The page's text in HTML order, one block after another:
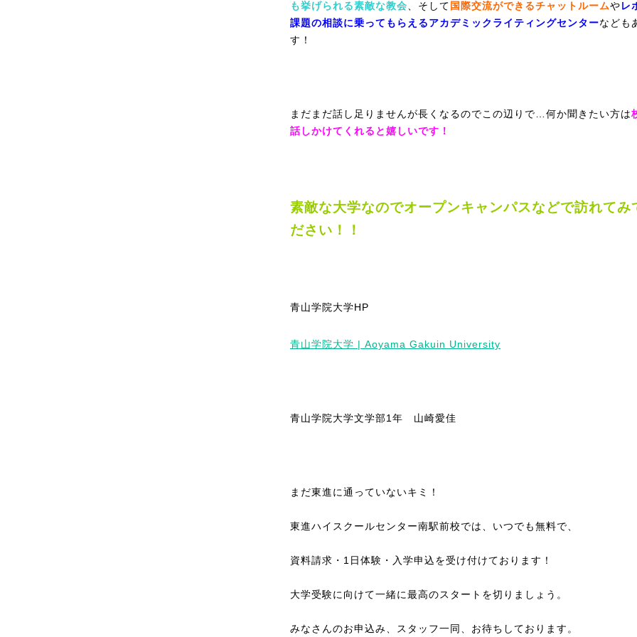
も挙げられる素敵な教会 、そして 国際交流ができるチャットルームやレ
課題の相談に乗ってもらえるアカデミックライティングセンターなども
す！
まだまだ話し足りませんが長くなるのでこの辺りで…何か聞きたい方は
話しかけてくれると嬉しいです！
素敵な大学なのでオープンキャンパスなどで訪れてみ
ださい！！
青山学院大学HP
青山学院大学 | Aoyama Gakuin University
青山学院大学文学部1年 山崎愛佳
まだ東進に通っていないキミ！
東進ハイスクールセンター南駅前校では、いつでも無料で、
資料請求・1日体験・入学申込を受け付けております！
大学受験に向けて一緒に最高のスタートを切りましょう。
みなさんのお申込み、スタッフ一同、お待ちしております。